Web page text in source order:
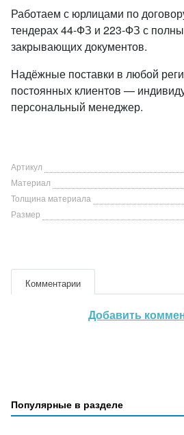
Работаем с юрлицами по
тендерах 44-ФЗ и 223-ФЗ с
закрывающих документов.
Надёжные поставки в любой
постоянных клиентов —
персональный менеджер.
Артикул
Материал
Толщина материала
Размер
Комментарии
Добавить
Популярные в разделе